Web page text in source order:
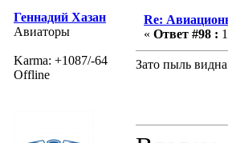
Геннадий Хазан
Авиаторы
Karma: +1087/-64
Offline
Re:
« Ответ #98 :
Зато пыль